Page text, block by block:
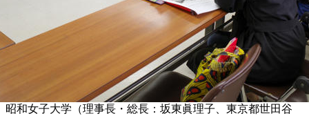
昭和女子大学（理事長・総長：坂東眞理子、東京都世田谷